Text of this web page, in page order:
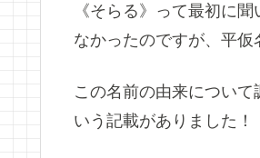
《そらる》って最初に
なかったのですが、平
この名前の由来につい
いう記載がありました！